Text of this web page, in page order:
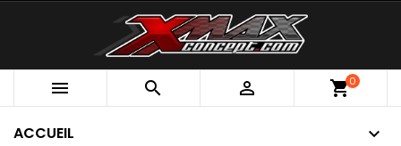
   shopping_cart0
ACCUEIL